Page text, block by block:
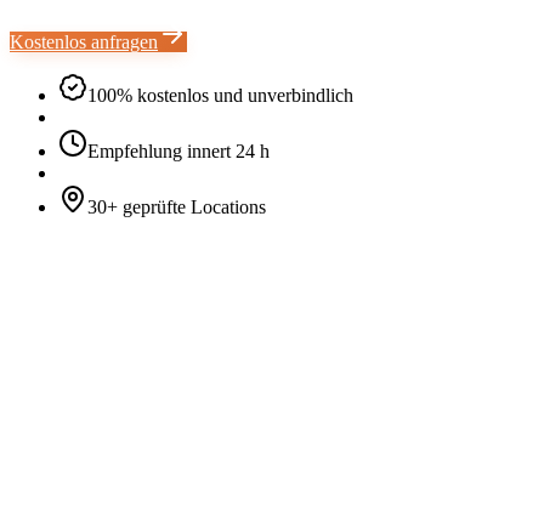
Kostenlos anfragen
100% kostenlos und unverbindlich
Empfehlung innert 24 h
30+ geprüfte Locations